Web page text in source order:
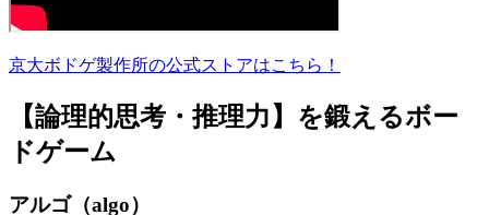
京大ボドゲ製作所の公式ストアはこちら！
【論理的思考・推理力】を鍛えるボー
ドゲーム
アルゴ（algo）